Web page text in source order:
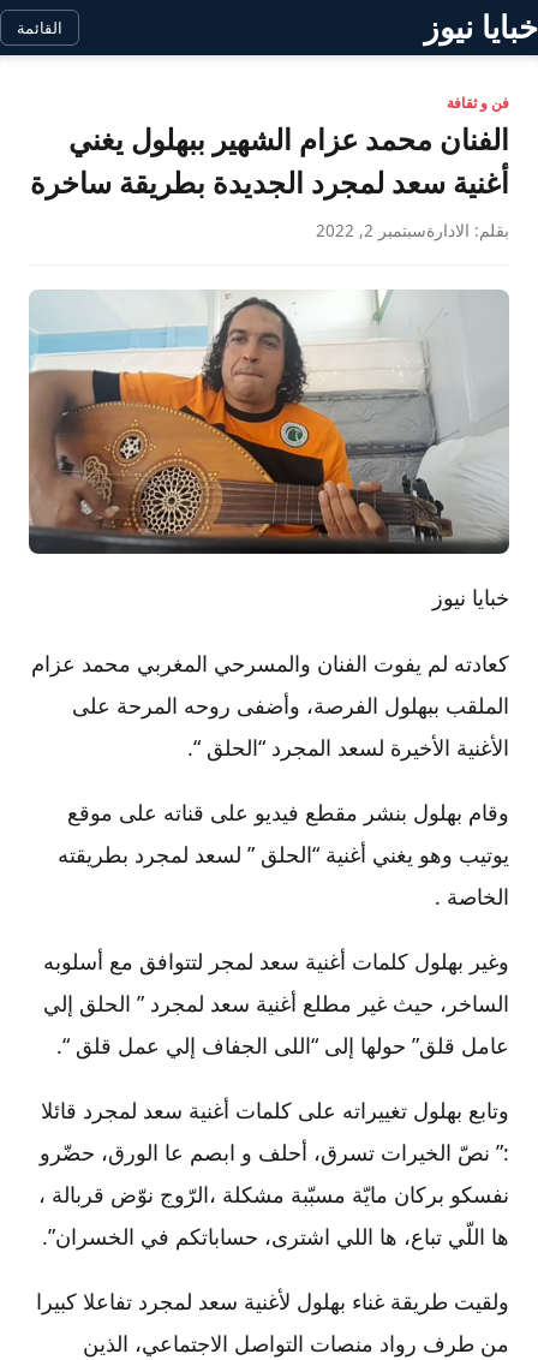
خبايا نيوز القائمة
فن و ثقافة
الفنان محمد عزام الشهير ببهلول يغني
أغنية سعد لمجرد الجديدة بطريقة ساخرة
بقلم: الادارةسبتمبر 2, 2022
خبايا نيوز
كعادته لم يفوت الفنان والمسرحي المغربي محمد عزام
الملقب ببهلول الفرصة، وأضفى روحه المرحة على
الأغنية الأخيرة لسعد المجرد “الحلق “.
وقام بهلول بنشر مقطع فيديو على قناته على موقع
يوتيب وهو يغني أغنية “الحلق ” لسعد لمجرد بطريقته
الخاصة .
وغير بهلول كلمات أغنية سعد لمجر لتتوافق مع أسلوبه
الساخر، حيث غير مطلع أغنية سعد لمجرد ” الحلق إلي
عامل قلق” حولها إلى “اللى الجفاف إلي عمل قلق “.
وتابع بهلول تغييراته على كلمات أغنية سعد لمجرد قائلا
:” نصّ الخيرات تسرق، أحلف و ابصم عا الورق، حضّرو
نفسكو بركان مايّة مسبّبة مشكلة ،الرّوج نوّض قربالة ،
ها اللّي تباع، ها اللي اشترى، حساباتكم في الخسران”.
ولقيت طريقة غناء بهلول لأغنية سعد لمجرد تفاعلا كبيرا
من طرف رواد منصات التواصل الاجتماعي، الذين